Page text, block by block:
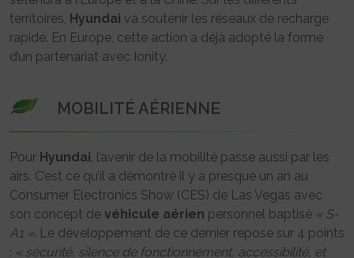
territoires, Hyundai va soutenir les réseaux de recharge
rapide. En Europe, cette action a déjà adopté la forme
d’un partenariat avec Ionity.
MOBILITÉ AÉRIENNE
Pour Hyundai, l’avenir de la mobilité passe aussi par les
airs. C’est ce qu’il a démontré il y a presque un an au
Consumer Electronics Show (CES) de Las Vegas avec
son concept de véhicule aérien personnel baptisé « S-
A1 ». Le développement de ce dernier repose sur 4 points
: « sécurité, silence de fonctionnement, accessibilité, et